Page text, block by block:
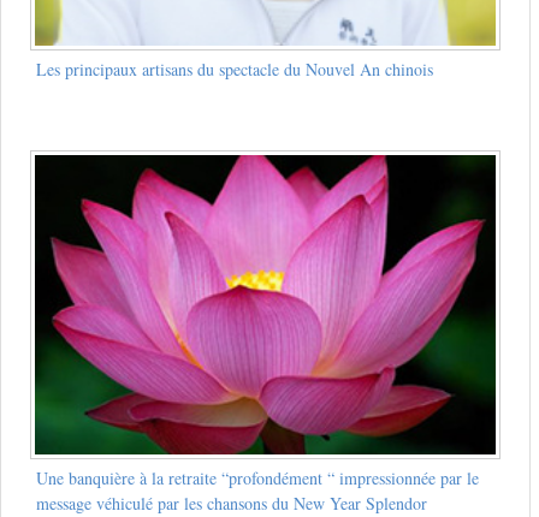
Les principaux artisans du spectacle du Nouvel An chinois
Une banquière à la retraite “profondément “ impressionnée par le
message véhiculé par les chansons du New Year Splendor